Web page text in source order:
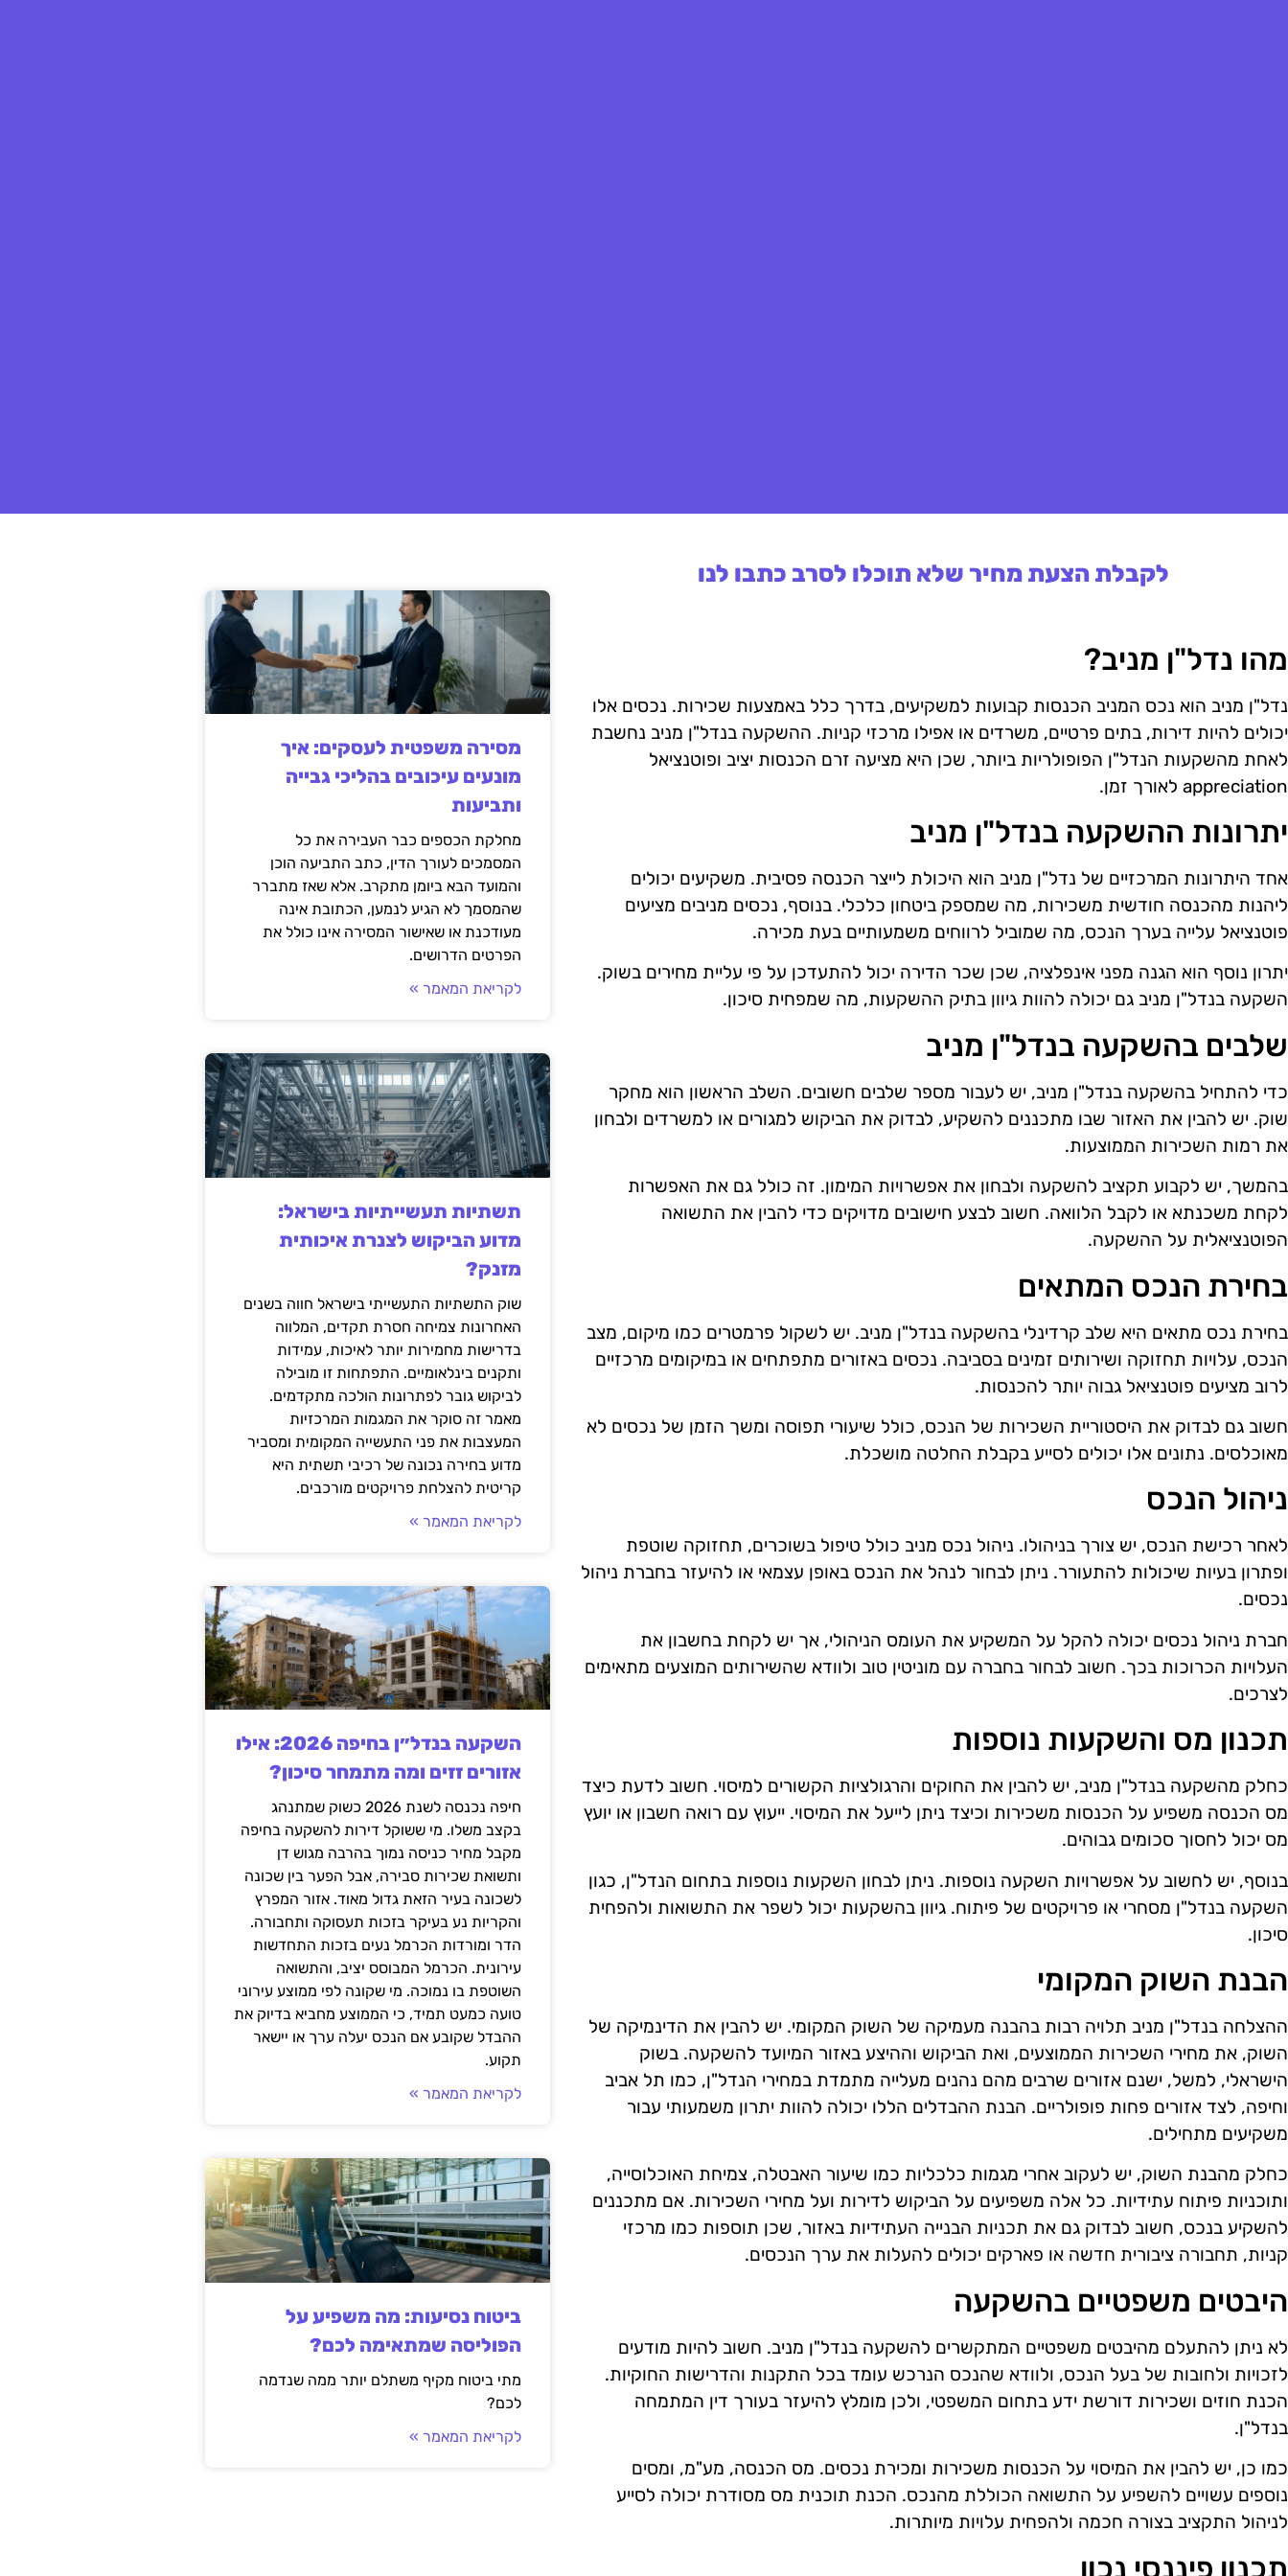
לקבלת הצעת מחיר שלא תוכלו לסרב כתבו לנו
מהו נדל"ן מניב?
נדל"ן מניב הוא נכס המניב הכנסות קבועות למשקיעים, בדרך כלל באמצעות שכירות. נכסים אלו
יכולים להיות דירות, בתים פרטיים, משרדים או אפילו מרכזי קניות. ההשקעה בנדל"ן מניב נחשבת
לאחת מהשקעות הנדל"ן הפופולריות ביותר, שכן היא מציעה זרם הכנסות יציב ופוטנציאל
appreciation לאורך זמן.
יתרונות ההשקעה בנדל"ן מניב
אחד היתרונות המרכזיים של נדל"ן מניב הוא היכולת לייצר הכנסה פסיבית. משקיעים יכולים
ליהנות מהכנסה חודשית משכירות, מה שמספק ביטחון כלכלי. בנוסף, נכסים מניבים מציעים
פוטנציאל עלייה בערך הנכס, מה שמוביל לרווחים משמעותיים בעת מכירה.
יתרון נוסף הוא הגנה מפני אינפלציה, שכן שכר הדירה יכול להתעדכן על פי עליית מחירים בשוק.
השקעה בנדל"ן מניב גם יכולה להוות גיוון בתיק ההשקעות, מה שמפחית סיכון.
שלבים בהשקעה בנדל"ן מניב
כדי להתחיל בהשקעה בנדל"ן מניב, יש לעבור מספר שלבים חשובים. השלב הראשון הוא מחקר
שוק. יש להבין את האזור שבו מתכננים להשקיע, לבדוק את הביקוש למגורים או למשרדים ולבחון
את רמות השכירות הממוצעות.
בהמשך, יש לקבוע תקציב להשקעה ולבחון את אפשרויות המימון. זה כולל גם את האפשרות
לקחת משכנתא או לקבל הלוואה. חשוב לבצע חישובים מדויקים כדי להבין את התשואה
הפוטנציאלית על ההשקעה.
בחירת הנכס המתאים
בחירת נכס מתאים היא שלב קרדינלי בהשקעה בנדל"ן מניב. יש לשקול פרמטרים כמו מיקום, מצב
הנכס, עלויות תחזוקה ושירותים זמינים בסביבה. נכסים באזורים מתפתחים או במיקומים מרכזיים
לרוב מציעים פוטנציאל גבוה יותר להכנסות.
חשוב גם לבדוק את היסטוריית השכירות של הנכס, כולל שיעורי תפוסה ומשך הזמן של נכסים לא
מאוכלסים. נתונים אלו יכולים לסייע בקבלת החלטה מושכלת.
ניהול הנכס
לאחר רכישת הנכס, יש צורך בניהולו. ניהול נכס מניב כולל טיפול בשוכרים, תחזוקה שוטפת
ופתרון בעיות שיכולות להתעורר. ניתן לבחור לנהל את הנכס באופן עצמאי או להיעזר בחברת ניהול
נכסים.
חברת ניהול נכסים יכולה להקל על המשקיע את העומס הניהולי, אך יש לקחת בחשבון את
העלויות הכרוכות בכך. חשוב לבחור בחברה עם מוניטין טוב ולוודא שהשירותים המוצעים מתאימים
לצרכים.
תכנון מס והשקעות נוספות
כחלק מהשקעה בנדל"ן מניב, יש להבין את החוקים והרגולציות הקשורים למיסוי. חשוב לדעת כיצד
מס הכנסה משפיע על הכנסות משכירות וכיצד ניתן לייעל את המיסוי. ייעוץ עם רואה חשבון או יועץ
מס יכול לחסוך סכומים גבוהים.
בנוסף, יש לחשוב על אפשרויות השקעה נוספות. ניתן לבחון השקעות נוספות בתחום הנדל"ן, כגון
השקעה בנדל"ן מסחרי או פרויקטים של פיתוח. גיוון בהשקעות יכול לשפר את התשואות ולהפחית
סיכון.
הבנת השוק המקומי
ההצלחה בנדל"ן מניב תלויה רבות בהבנה מעמיקה של השוק המקומי. יש להבין את הדינמיקה של
השוק, את מחירי השכירות הממוצעים, ואת הביקוש וההיצע באזור המיועד להשקעה. בשוק
הישראלי, למשל, ישנם אזורים שרבים מהם נהנים מעלייה מתמדת במחירי הנדל"ן, כמו תל אביב
וחיפה, לצד אזורים פחות פופולריים. הבנת ההבדלים הללו יכולה להוות יתרון משמעותי עבור
משקיעים מתחילים.
כחלק מהבנת השוק, יש לעקוב אחרי מגמות כלכליות כמו שיעור האבטלה, צמיחת האוכלוסייה,
ותוכניות פיתוח עתידיות. כל אלה משפיעים על הביקוש לדירות ועל מחירי השכירות. אם מתכננים
להשקיע בנכס, חשוב לבדוק גם את תכניות הבנייה העתידיות באזור, שכן תוספות כמו מרכזי
קניות, תחבורה ציבורית חדשה או פארקים יכולים להעלות את ערך הנכסים.
היבטים משפטיים בהשקעה
לא ניתן להתעלם מהיבטים משפטיים המתקשרים להשקעה בנדל"ן מניב. חשוב להיות מודעים
לזכויות ולחובות של בעל הנכס, ולוודא שהנכס הנרכש עומד בכל התקנות והדרישות החוקיות.
הכנת חוזים ושכירות דורשת ידע בתחום המשפטי, ולכן מומלץ להיעזר בעורך דין המתמחה
בנדל"ן.
כמו כן, יש להבין את המיסוי על הכנסות משכירות ומכירת נכסים. מס הכנסה, מע"מ, ומסים
נוספים עשויים להשפיע על התשואה הכוללת מהנכס. הכנת תוכנית מס מסודרת יכולה לסייע
לניהול התקציב בצורה חכמה ולהפחית עלויות מיותרות.
תכנון פיננסי נכון
מסירה משפטית לעסקים: איך
מונעים עיכובים בהליכי גבייה
ותביעות
מחלקת הכספים כבר העבירה את כל
המסמכים לעורך הדין, כתב התביעה הוכן
והמועד הבא ביומן מתקרב. אלא שאז מתברר
שהמסמך לא הגיע לנמען, הכתובת אינה
מעודכנת או שאישור המסירה אינו כולל את
הפרטים הדרושים.
לקריאת המאמר »
תשתיות תעשייתיות בישראל:
מדוע הביקוש לצנרת איכותית
מזנק?
שוק התשתיות התעשייתי בישראל חווה בשנים
האחרונות צמיחה חסרת תקדים, המלווה
בדרישות מחמירות יותר לאיכות, עמידות
ותקנים בינלאומיים. התפתחות זו מובילה
לביקוש גובר לפתרונות הולכה מתקדמים.
מאמר זה סוקר את המגמות המרכזיות
המעצבות את פני התעשייה המקומית ומסביר
מדוע בחירה נכונה של רכיבי תשתית היא
קריטית להצלחת פרויקטים מורכבים.
לקריאת המאמר »
השקעה בנדל״ן בחיפה 2026: אילו
אזורים זזים ומה מתמחר סיכון?
חיפה נכנסה לשנת 2026 כשוק שמתנהג
בקצב משלו. מי ששוקל דירות להשקעה בחיפה
מקבל מחיר כניסה נמוך בהרבה מגוש דן
ותשואת שכירות סבירה, אבל הפער בין שכונה
לשכונה בעיר הזאת גדול מאוד. אזור המפרץ
והקריות נע בעיקר בזכות תעסוקה ותחבורה.
הדר ומורדות הכרמל נעים בזכות התחדשות
עירונית. הכרמל המבוסס יציב, והתשואה
השוטפת בו נמוכה. מי שקונה לפי ממוצע עירוני
טועה כמעט תמיד, כי הממוצע מחביא בדיוק את
ההבדל שקובע אם הנכס יעלה ערך או יישאר
תקוע.
לקריאת המאמר »
ביטוח נסיעות: מה משפיע על
הפוליסה שמתאימה לכם?
מתי ביטוח מקיף משתלם יותר ממה שנדמה
לכם?
לקריאת המאמר »